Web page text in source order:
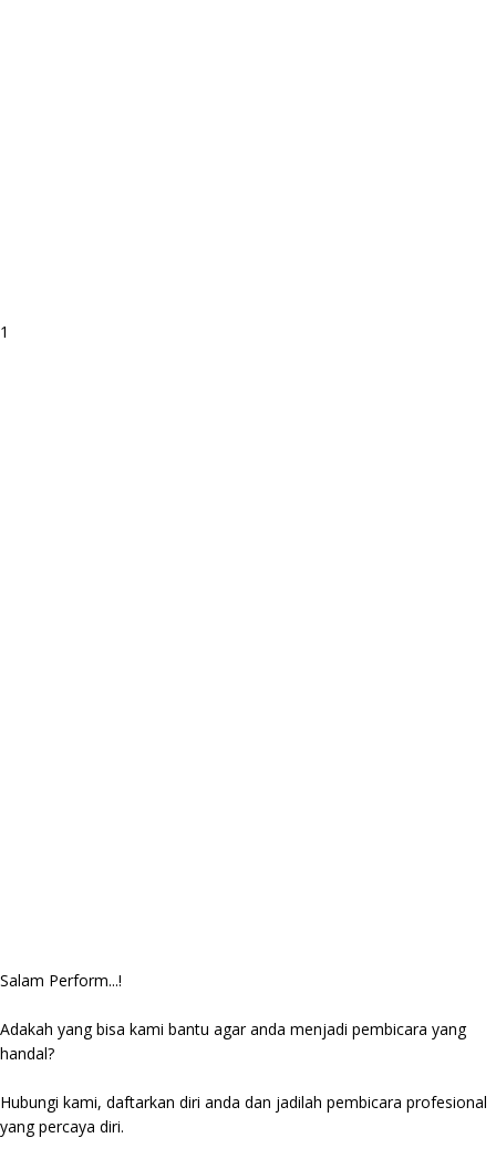
1
Salam Perform...!
Adakah yang bisa kami bantu agar anda menjadi pembicara yang
handal?
Hubungi kami, daftarkan diri anda dan jadilah pembicara profesional
yang percaya diri.